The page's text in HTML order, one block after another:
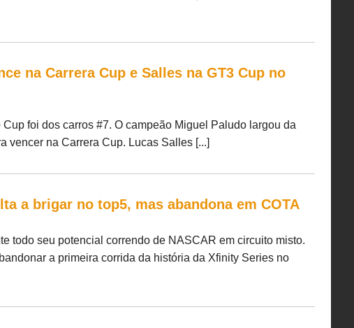
na Carrera Cup e Salles na GT3 Cup no
foi dos carros #7. O campeão Miguel Paludo largou da
vencer na Carrera Cup. Lucas Salles [...]
a brigar no top5, mas abandona em COTA
todo seu potencial correndo de NASCAR em circuito misto.
a primeira corrida da história da Xfinity Series no